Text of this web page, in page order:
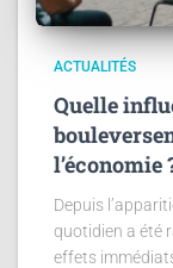
ACTUALITÉS
Quelle
l’économie
Depuis
quotidien a été
effets